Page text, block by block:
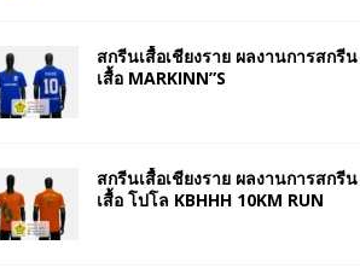
สกรีนเสื้อเชียงราย ผลงานการสกรีน
เสื้อ MARKINN”S
สกรีนเสื้อเชียงราย ผลงานการสกรีน
เสื้อ โปโล KBHHH 10KM RUN